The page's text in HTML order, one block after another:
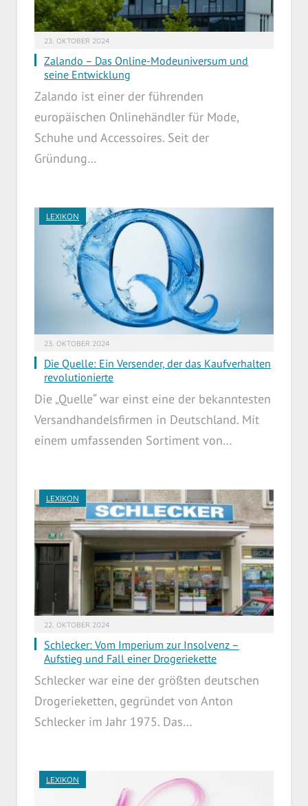
23. OKTOBER 2024
Zalando – Das Online-Modeuniversum und
seine Entwicklung
Zalando ist einer der führenden
europäischen Onlinehändler für Mode,
Schuhe und Accessoires. Seit der
Gründung…
LEXIKON
23. OKTOBER 2024
Die Quelle: Ein Versender, der das Kaufverhalten
revolutionierte
Die „Quelle“ war einst eine der bekanntesten
Versandhandelsfirmen in Deutschland. Mit
einem umfassenden Sortiment von…
LEXIKON
22. OKTOBER 2024
Schlecker: Vom Imperium zur Insolvenz –
Aufstieg und Fall einer Drogeriekette
Schlecker war eine der größten deutschen
Drogerieketten, gegründet von Anton
Schlecker im Jahr 1975. Das…
LEXIKON